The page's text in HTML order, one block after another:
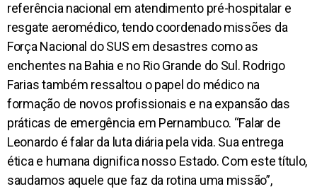
referência nacional em atendimento pré-hospitalar e
resgate aeromédico, tendo coordenado missões da
Força Nacional do SUS em desastres como as
enchentes na Bahia e no Rio Grande do Sul. Rodrigo
Farias também ressaltou o papel do médico na
formação de novos profissionais e na expansão das
práticas de emergência em Pernambuco. “Falar de
Leonardo é falar da luta diária pela vida. Sua entrega
ética e humana dignifica nosso Estado. Com este título,
saudamos aquele que faz da rotina uma missão”,